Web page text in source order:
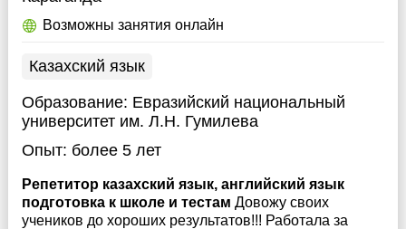
Возможны занятия онлайн
Казахский язык
Образование: Евразийский национальный
университет им. Л.Н. Гумилева
Опыт: более 5 лет
Репетитор казахский язык, английский язык
подготовка к школе и тестам Довожу своих
учеников до хороших результатов!!! Работала за